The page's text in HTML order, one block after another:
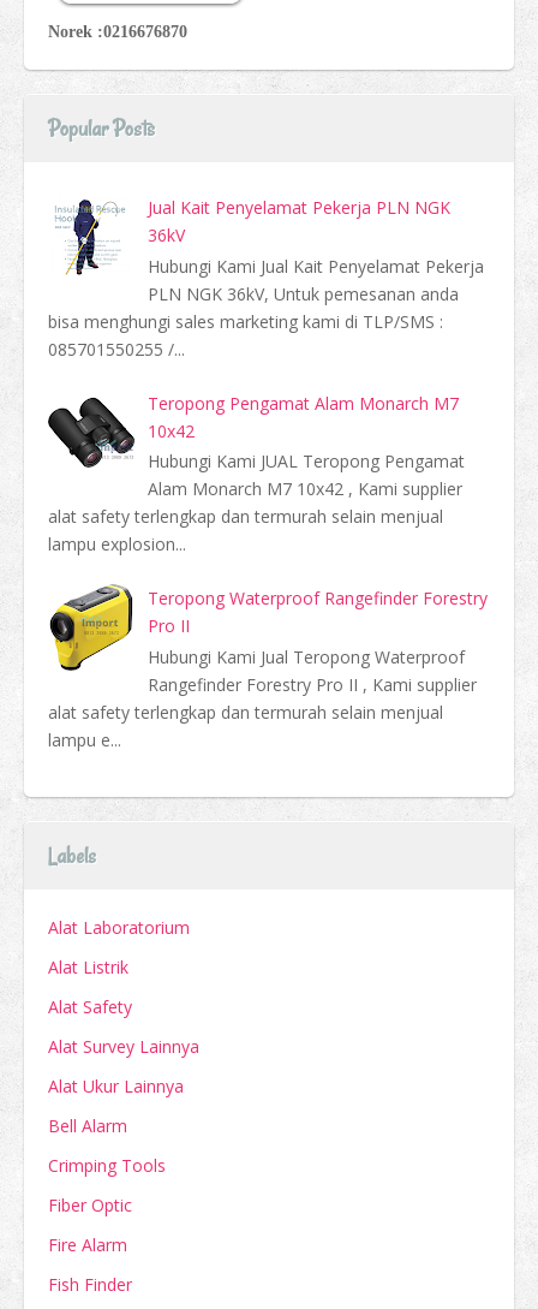
Norek :0216676870
Popular Posts
Jual Kait Penyelamat Pekerja PLN NGK
36kV
Hubungi Kami Jual Kait Penyelamat Pekerja
PLN NGK 36kV, Untuk pemesanan anda
bisa menghungi sales marketing kami di TLP/SMS :
085701550255 /...
Teropong Pengamat Alam Monarch M7
10x42
Hubungi Kami JUAL Teropong Pengamat
Alam Monarch M7 10x42 , Kami supplier
alat safety terlengkap dan termurah selain menjual
lampu explosion...
Teropong Waterproof Rangefinder Forestry
Pro II
Hubungi Kami Jual Teropong Waterproof
Rangefinder Forestry Pro II , Kami supplier
alat safety terlengkap dan termurah selain menjual
lampu e...
Labels
Alat Laboratorium
Alat Listrik
Alat Safety
Alat Survey Lainnya
Alat Ukur Lainnya
Bell Alarm
Crimping Tools
Fiber Optic
Fire Alarm
Fish Finder